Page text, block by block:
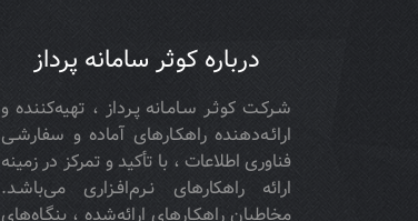
درباره کوثر سامانه پرداز
شـركـت كوثـر سـامـانه پـرداز ، تهیه‌كننده و
ارائـه‌دهنده راهكـارهای آماده و سفارشـی
فناوری اطلاعات ، با تأكید و تمركز در زمینه
ارائه راهکارهای نـرم‌افـزاری می‌باشـد.
مخاطبان راهكـارهای ارائه‌شده ، بنگـاه‌های